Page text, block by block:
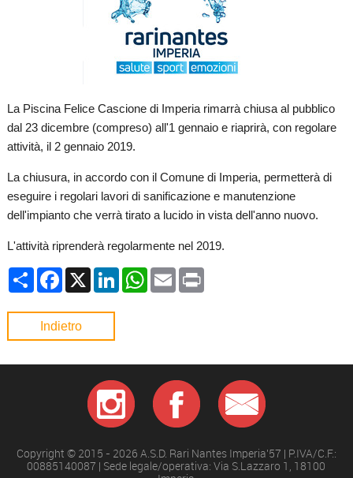
La Piscina Felice Cascione di Imperia rimarrà chiusa al pubblico
dal 23 dicembre (compreso) all'1 gennaio e riaprirà, con regolare
attività, il 2 gennaio 2019.
La chiusura, in accordo con il Comune di Imperia, permetterà di
eseguire i regolari lavori di sanificazione e manutenzione
dell'impianto che verrà tirato a lucido in vista dell'anno nuovo.
L'attività riprenderà regolarmente nel 2019.
CondividiFacebook
X LinkedInWhatsApp
EmailPrint
Indietro
Copyright © 2015 - 2026 A.S.D. Rari Nantes Imperia'57 | P.IVA/C.F.:
00885140087 | Sede legale/operativa: Via S.Lazzaro 1, 18100